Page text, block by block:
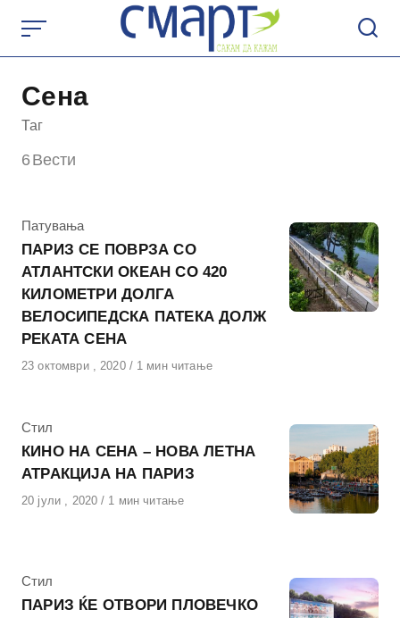
content
Сена
Таг
6Вести
КАтегорија
Патувања
ПАРИЗ СЕ ПОВРЗА СО
АТЛАНТСКИ ОКЕАН СО 420
КИЛОМЕТРИ ДОЛГА
ВЕЛОСИПЕДСКА ПАТЕКА ДОЛЖ
РЕКАТА СЕНА
Објавено
23 октомври , 2020 1 мин читање
КАтегорија
Стил
КИНО НА СЕНА – НОВА ЛЕТНА
АТРАКЦИЈА НА ПАРИЗ
Објавено
20 јули , 2020 1 мин читање
КАтегорија
Стил
ПАРИЗ ЌЕ ОТВОРИ ПЛОВЕЧКО